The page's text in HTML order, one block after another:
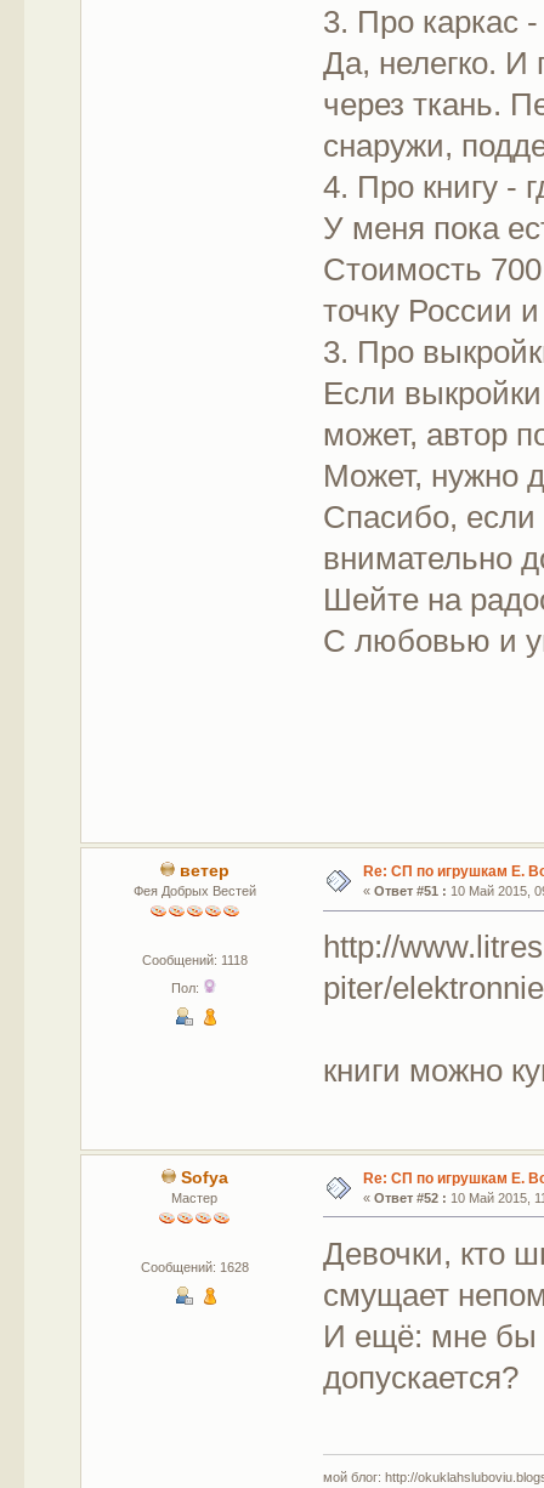
3. Про каркас
Да, нелегко. И
через ткань.
снаружи,
4. Про книгу -
У меня пока
Стоимость
точку России
3. Про
Если
может, автор
Может, нужно
Спасибо,
внимательно
Шейте на
С любовью и
ветер
Фея Добрых Вестей
Сообщений: 1118
Пол:
Re: СП по игрушкам Е.
« Ответ #51 : 10 Май 2015,
http://
piter/
книги можно
Sofya
Мастер
Сообщений: 1628
Re: СП по игрушкам Е.
« Ответ #52 : 10 Май 2015,
Девочки, кто
смущает
И ещё: мне бы
допускается?
мой блог: http://